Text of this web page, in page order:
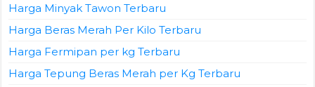
Harga Minyak Tawon Terbaru
Harga Beras Merah Per Kilo Terbaru
Harga Fermipan per kg Terbaru
Harga Tepung Beras Merah per Kg Terbaru